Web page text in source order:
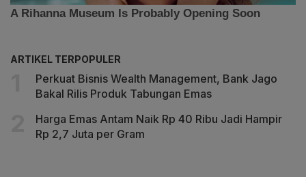
ARTIKEL TERPOPULER
Perkuat Bisnis Wealth Management, Bank Jago
Bakal Rilis Produk Tabungan Emas
Harga Emas Antam Naik Rp 40 Ribu Jadi Hampir
Rp 2,7 Juta per Gram